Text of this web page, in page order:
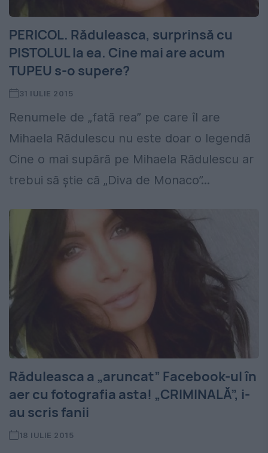
PERICOL. Răduleasca, surprinsă cu
PISTOLUL la ea. Cine mai are acum
TUPEU s-o supere?
31 IULIE 2015
Renumele de „fată rea” pe care îl are
Mihaela Rădulescu nu este doar o legendă
Cine o mai supără pe Mihaela Rădulescu ar
trebui să ştie că „Diva de Monaco”...
Răduleasca a „aruncat” Facebook-ul în
aer cu fotografia asta! „CRIMINALĂ”, i-
au scris fanii
18 IULIE 2015